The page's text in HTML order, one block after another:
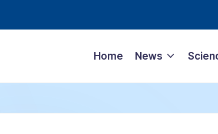
Home News